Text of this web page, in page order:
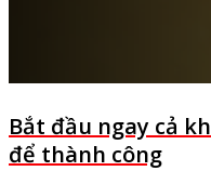
Bắt đầu ngay cả
để thành công